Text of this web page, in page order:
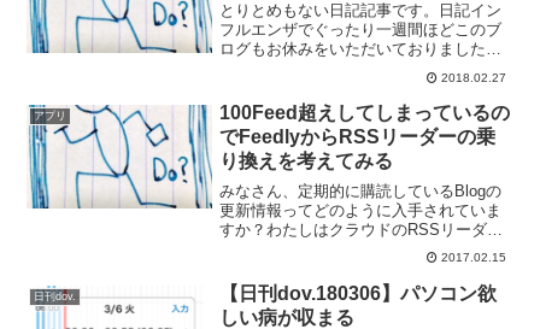
とりとめもない日記記事です。日記イン
フルエンザでぐったり一週間ほどこのブ
ログもお休みをいただいておりました
が、その間にインフルエンザを患ってお
りました。わたしが患ったのはB型、恐ろ
しく酷い頭痛と40度近い熱で何もでき
ず、寝て過ごしておいまし...
2018.02.27
アプリ
100Feed超えしてしまっているの
でFeedlyからRSSリーダーの乗
り換えを考えてみる
みなさん、定期的に購読しているBlogの
更新情報ってどのように入手されていま
すか？わたしはクラウドのRSSリーダー
であるFeedlyを使用してチェックしてお
ります。今回はこのあたりをまとめてみ
ます。FeedlyのFREEアカウントは
100F...
2017.02.15
日刊dov.
【日刊dov.180306】パソコン欲
しい病が収まる